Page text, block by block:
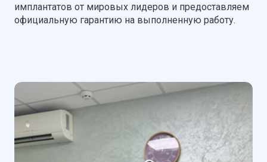
имплантатов от мировых лидеров и предоставляем
официальную гарантию на выполненную работу.